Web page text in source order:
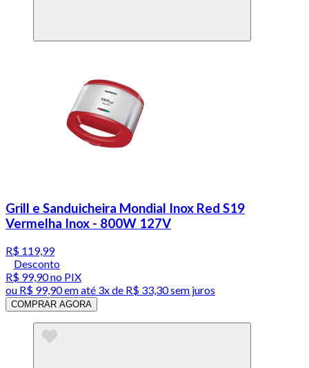
Grill e Sanduicheira Mondial Inox Red S19
Vermelha Inox - 800W 127V
R$ 119,99
Desconto
R$ 99,90no PIX
ou R$ 99,90em até 3x de R$ 33,30 sem juros
COMPRAR AGORA